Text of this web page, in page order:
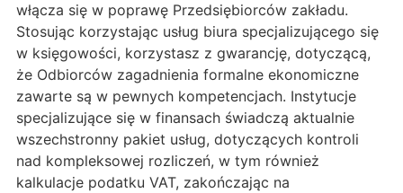
włącza się w poprawę Przedsiębiorców zakładu.
Stosując korzystając usług biura specjalizującego się
w księgowości, korzystasz z gwarancję, dotyczącą,
że Odbiorców zagadnienia formalne ekonomiczne
zawarte są w pewnych kompetencjach. Instytucje
specjalizujące się w finansach świadczą aktualnie
wszechstronny pakiet usług, dotyczących kontroli
nad kompleksowej rozliczeń, w tym również
kalkulacje podatku VAT, zakończając na